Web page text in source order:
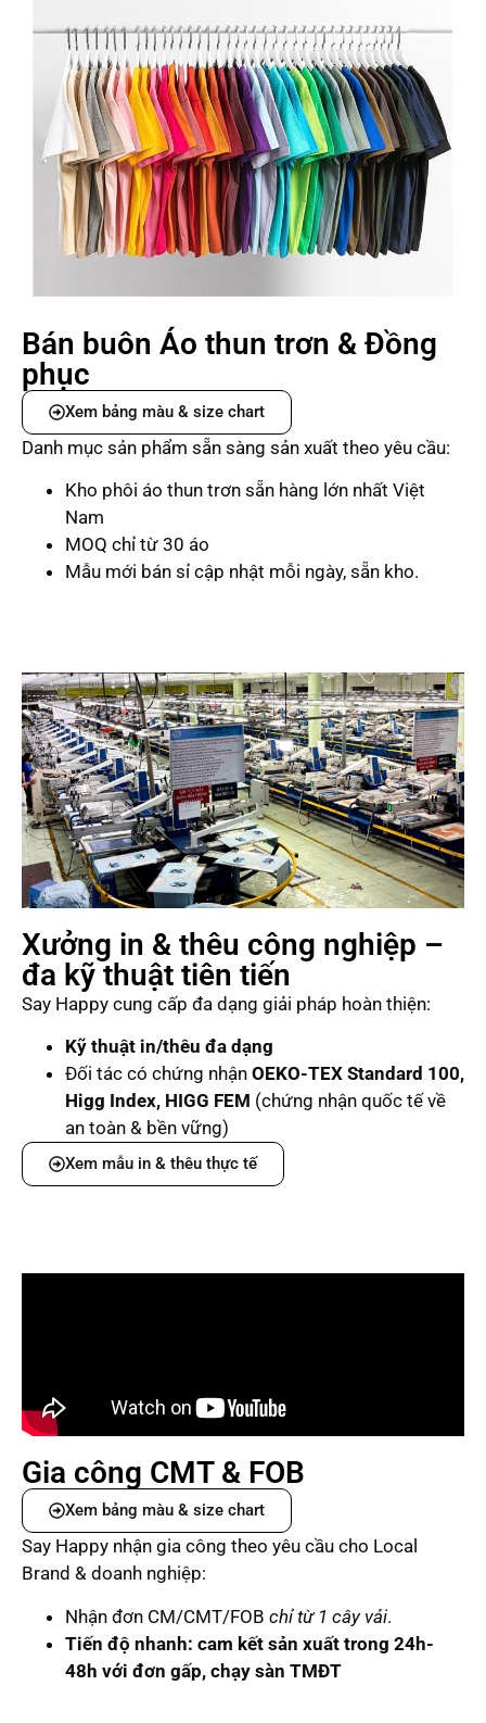
Bán buôn Áo thun trơn & Đồng
phục
Xem bảng màu & size chart
Danh mục sản phẩm sẵn sàng sản xuất theo yêu cầu:
Kho phôi áo thun trơn sẵn hàng lớn nhất Việt
Nam
MOQ chỉ từ 30 áo
Mẫu mới bán sỉ cập nhật mỗi ngày, sẵn kho.
Xưởng in & thêu công nghiệp –
đa kỹ thuật tiên tiến
Say Happy cung cấp đa dạng giải pháp hoàn thiện:
Kỹ thuật in/thêu đa dạng
Đối tác có chứng nhận OEKO-TEX Standard 100,
Higg Index, HIGG FEM (chứng nhận quốc tế về
an toàn & bền vững)
Xem mẫu in & thêu thực tế
Gia công CMT & FOB
Xem bảng màu & size chart
Say Happy nhận gia công theo yêu cầu cho Local
Brand & doanh nghiệp:
Nhận đơn CM/CMT/FOB chỉ từ 1 cây vải.
Tiến độ nhanh: cam kết sản xuất trong 24h-
48h với đơn gấp, chạy sàn TMĐT